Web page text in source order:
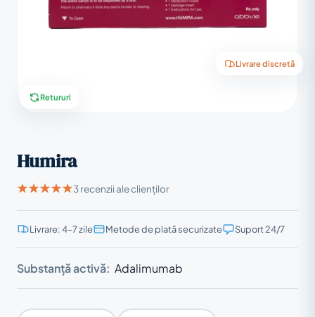
Livrare discretă
Retururi
Humira
3 recenzii ale clienților
Livrare: 4–7 zile Metode de plată securizate Suport 24/7
Substanță activă: Adalimumab